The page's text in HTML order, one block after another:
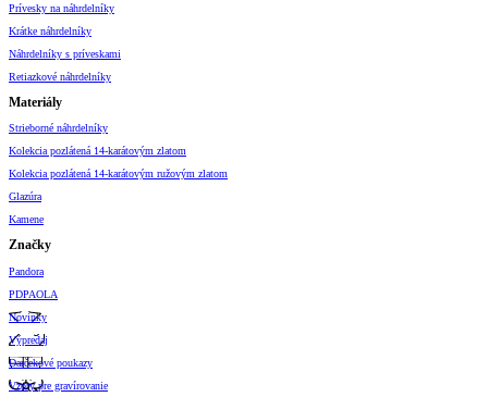
Prívesky na náhrdelníky
Krátke náhrdelníky
Náhrdelníky s príveskami
Retiazkové náhrdelníky
Materiály
Strieborné náhrdelníky
Kolekcia pozlátená 14-karátovým zlatom
Kolekcia pozlátená 14-karátovým ružovým zlatom
Glazúra
Kamene
Značky
Pandora
PDPAOLA
Novinky
Výpredaj
Darčekové poukazy
Vzory pre gravírovanie